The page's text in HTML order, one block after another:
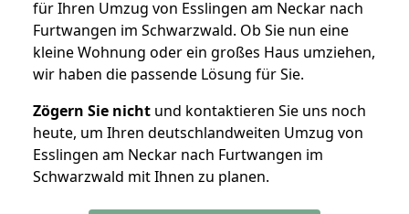
für Ihren Umzug von Esslingen am Neckar nach
Furtwangen im Schwarzwald. Ob Sie nun eine
kleine Wohnung oder ein großes Haus umziehen,
wir haben die passende Lösung für Sie.
Zögern Sie nicht und kontaktieren Sie uns noch
heute, um Ihren deutschlandweiten Umzug von
Esslingen am Neckar nach Furtwangen im
Schwarzwald mit Ihnen zu planen.